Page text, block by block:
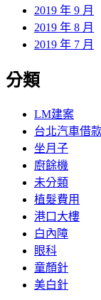
2019 年 9 月
2019 年 8 月
2019 年 7 月
分類
LM建案
台北汽車借
坐月子
廚餘機
未分類
植髮費用
港口大樓
白內障
眼科
童顏針
美白針